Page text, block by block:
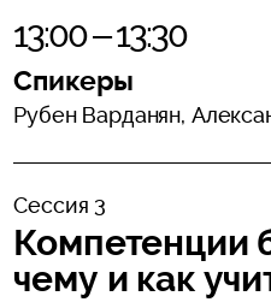
13:00 – 13:30
Спикеры
Рубен Варданян,
Сессия 3
Компетенции
чему и как